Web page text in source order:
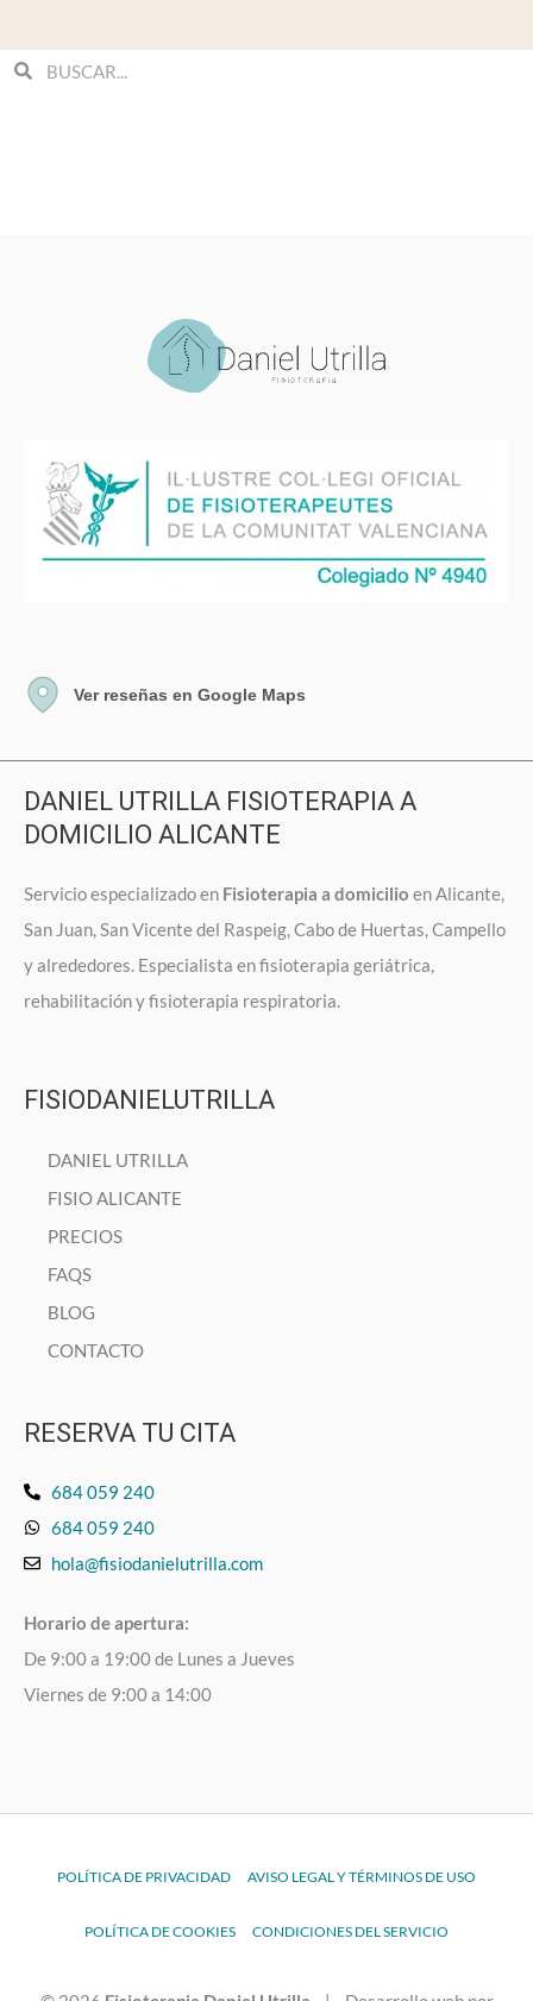
SearchSearch
Ver reseñas en Google Maps
DANIEL UTRILLA FISIOTERAPIA A
DOMICILIO ALICANTE
Servicio especializado en Fisioterapia a domicilio en Alicante,
San Juan, San Vicente del Raspeig, Cabo de Huertas, Campello
y alrededores. Especialista en fisioterapia geriátrica,
rehabilitación y fisioterapia respiratoria.
FISIODANIELUTRILLA
DANIEL UTRILLA
FISIO ALICANTE
PRECIOS
FAQS
BLOG
CONTACTO
RESERVA TU CITA
684 059 240
684 059 240
hola@fisiodanielutrilla.com
Horario de apertura:
De 9:00 a 19:00 de Lunes a Jueves
Viernes de 9:00 a 14:00
POLÍTICA DE PRIVACIDAD AVISO LEGAL Y TÉRMINOS DE USO
POLÍTICA DE COOKIES CONDICIONES DEL SERVICIO